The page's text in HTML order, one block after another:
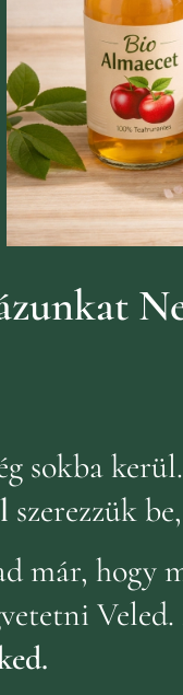
sokba
szerezzük
már, hogy
Veled.